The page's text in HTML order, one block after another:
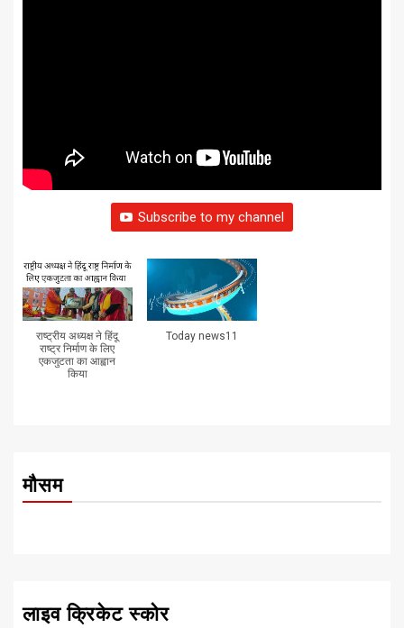
Subscribe to my channel
राष्ट्रीय अध्यक्ष ने हिंदू
राष्ट्र निर्माण के लिए
एकजुटता का आह्वान
किया
Today news11
मौसम
लाइव क्रिकेट स्कोर